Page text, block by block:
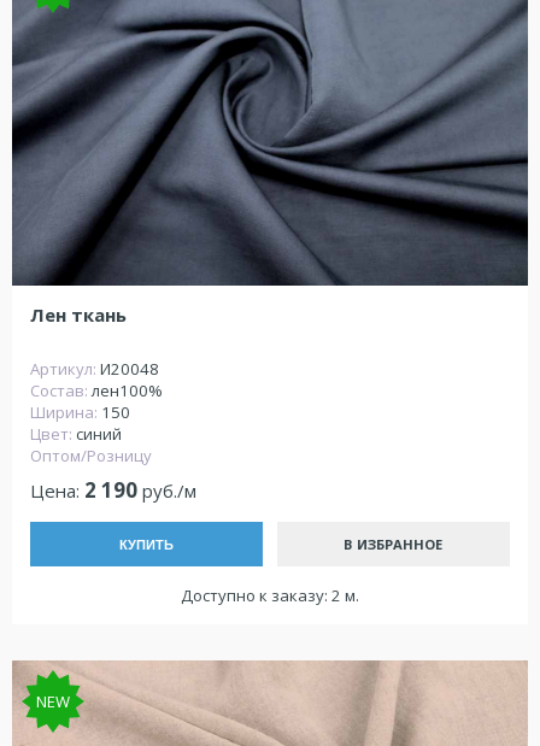
Лен ткань
Артикул: И20048
Состав:лен100%
Ширина: 150
Цвет: синий
Оптом/Розницу
Цена: 2 190 руб./м
КУПИТЬ В ИЗБРАННОЕ
Доступно к заказу: 2 м.
NEW